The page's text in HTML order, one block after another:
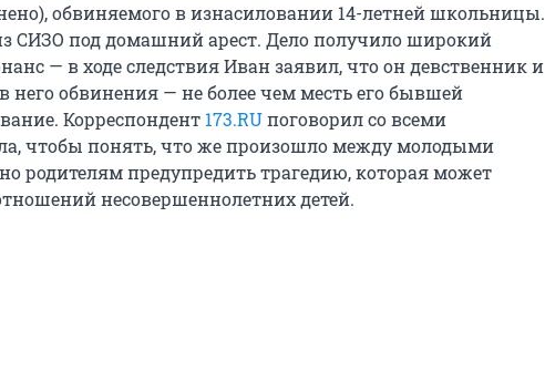
обвиняемого в изнасиловании 14-летней школьницы.
СИЗО под домашний арест. Дело получило широкий
— в ходе следствия Иван заявил, что он девственник и
обвинения — не более чем месть его бывшей
Корреспондент 173.RUпоговорил со всеми
чтобы понять, что же произошло между молодыми
родителям предупредить трагедию, которая может
несовершеннолетних детей.